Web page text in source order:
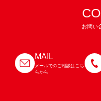
お問い
MAIL
メールでのご相談はこち
らから